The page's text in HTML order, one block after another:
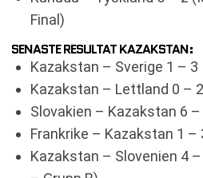
Final)
SENASTE RESULTAT KAZAKSTAN:
Kazakstan – Sverige 1 – 3
Kazakstan – Lettland 0 – 2
Slovakien – Kazakstan 6 –
Frankrike – Kazakstan 1 –
Kazakstan – Slovenien 4